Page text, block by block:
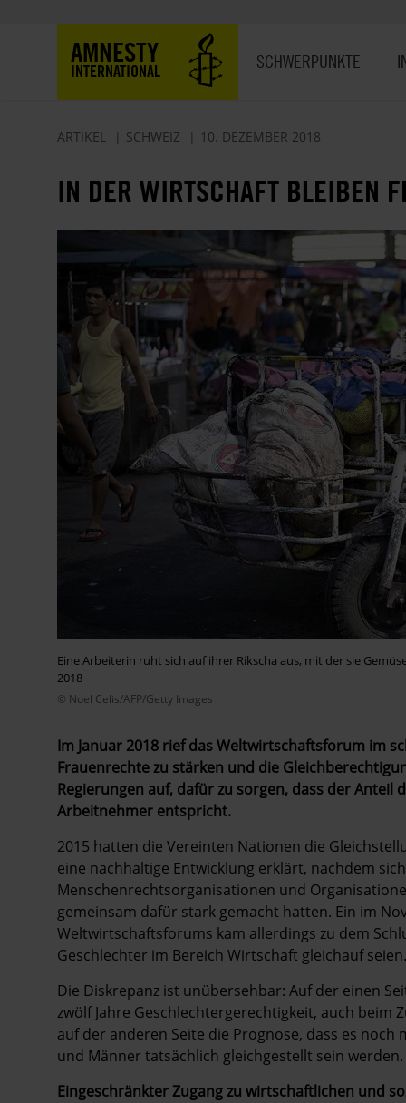
AMNESTY
INTERNATIONAL SCHWERPUNKTE
ARTIKEL SCHWEIZ 10. DEZEMBER 2018
IN DER WIRTSCHAFT BLEIBEN
Eine Arbeiterin ruht sich auf ihrer Rikscha aus, mit der sie
2018
© Noel Celis/AFP/Getty Images
Im Januar 2018 rief das Weltwirtschaftsforum im
Frauenrechte zu stärken und die
Regierungen auf, dafür zu sorgen, dass der
Arbeitnehmer entspricht.
2015 hatten die Vereinten Nationen die
eine nachhaltige Entwicklung erklärt, nachdem
Menschenrechtsorganisationen und
gemeinsam dafür stark gemacht hatten. Ein im
Weltwirtschaftsforums kam allerdings zu dem
Geschlechter im Bereich Wirtschaft gleichauf seien.
Die Diskrepanz ist unübersehbar: Auf der einen
zwölf Jahre Geschlechtergerechtigkeit, auch beim
auf der anderen Seite die Prognose, dass es
und Männer tatsächlich gleichgestellt sein werden.
Eingeschränkter Zugang zu wirtschaftlichen und